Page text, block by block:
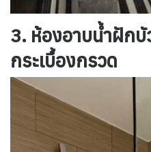
3. ห้องอาบน้ำฝัก
กระเบื้องกรวด